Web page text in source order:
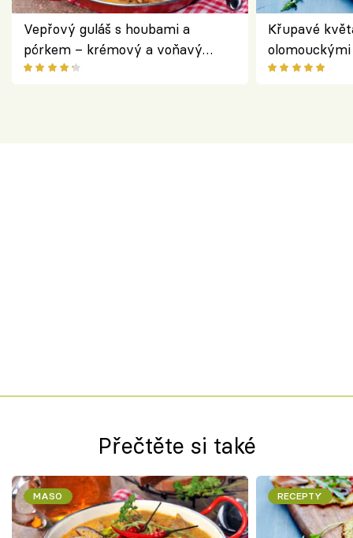
Vepřový guláš s houbami a
pórkem – krémový a voňavý
pokrm z jednoho hrnce
Křupavé
bezlepkový
Přečtěte si také
MASO RECEPTY